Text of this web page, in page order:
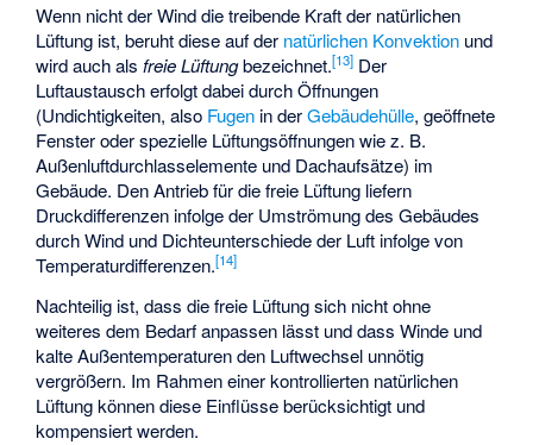
Wenn nicht der Wind die treibende Kraft der natürlichen
Lüftung ist, beruht diese auf der natürlichen Konvektion und
wird auch alsfreie Lüftungbezeichnet.[13] Der
Luftaustausch erfolgt dabei durch Öffnungen
(Undichtigkeiten, also Fugen in derGebäudehülle, geöffnete
Fenster oder spezielle Lüftungsöffnungen wie z. B.
Außenluftdurchlasselemente und Dachaufsätze) im
Gebäude. Den Antrieb für die freie Lüftung liefern
Druckdifferenzen infolge der Umströmung des Gebäudes
durch Wind und Dichteunterschiede der Luft infolge von
Temperaturdifferenzen.[14]
Nachteilig ist, dass die freie Lüftung sich nicht ohne
weiteres dem Bedarf anpassen lässt und dass Winde und
kalte Außentemperaturen den Luftwechsel unnötig
vergrößern. Im Rahmen einerkontrollierten natürlichen
Lüftungkönnen diese Einflüsse berücksichtigt und
kompensiert werden.